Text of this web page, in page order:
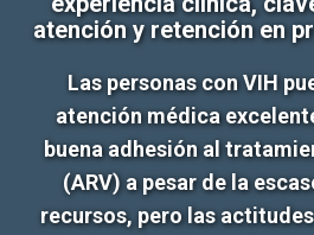
atención y retención en
Las personas con VIH
atención médica
buena adhesión al
(ARV) a pesar de la
recursos, pero las